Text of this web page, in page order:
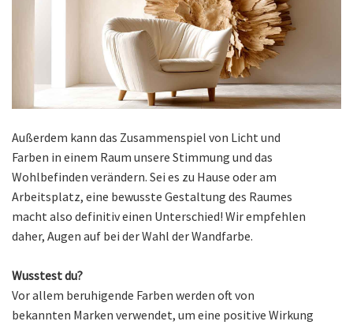
Außerdem kann das Zusammenspiel von Licht und
Farben in einem Raum unsere Stimmung und das
Wohlbefinden verändern. Sei es zu Hause oder am
Arbeitsplatz, eine bewusste Gestaltung des Raumes
macht also definitiv einen Unterschied! Wir empfehlen
daher, Augen auf bei der Wahl der Wandfarbe.
Wusstest du?
Vor allem beruhigende Farben werden oft von
bekannten Marken verwendet, um eine positive Wirkung